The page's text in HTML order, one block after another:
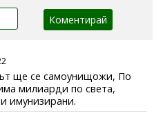
ще се самоунищожи, По
милиарди по света,
имунизирани.